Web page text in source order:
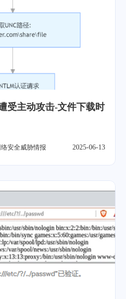
受主动攻击-文件下载时
络安全威胁情报 2025-06-13